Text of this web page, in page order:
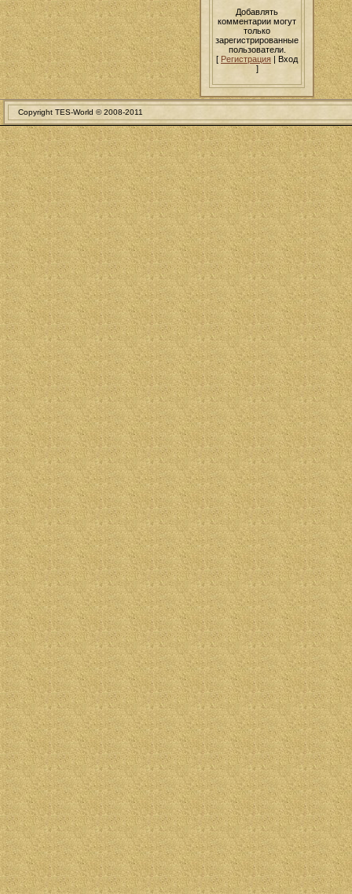
Добавлять
комментарии могут
только
зарегистрированные
пользователи.
[ Регистрация | Вход
]
Copyright TES-World © 2008-2011